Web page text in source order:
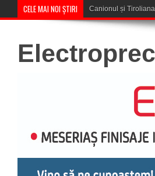
CELE MAI NOI ȘTIRI Concert în aer liber